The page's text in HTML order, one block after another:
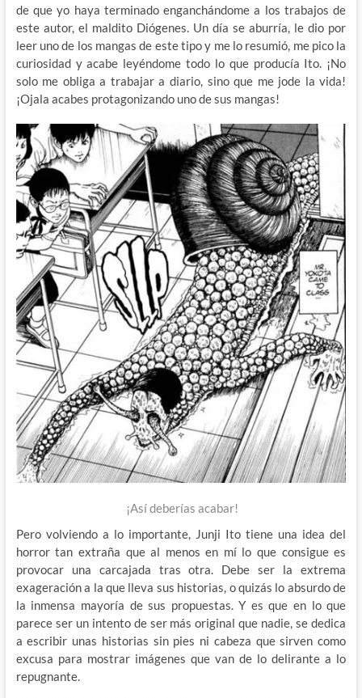
de que yo haya terminado enganchándome a los trabajos de
este autor, el maldito Diógenes. Un día se aburría, le dio por
leer uno de los mangas de este tipo y me lo resumió, me pico la
curiosidad y acabe leyéndome todo lo que producía Ito. ¡No
solo me obliga a trabajar a diario, sino que me jode la vida!
¡Ojala acabes protagonizando uno de sus mangas!
¡Así deberías acabar!
Pero volviendo a lo importante, Junji Ito tiene una idea del
horror tan extraña que al menos en mí lo que consigue es
provocar una carcajada tras otra. Debe ser la extrema
exageración a la que lleva sus historias, o quizás lo absurdo de
la inmensa mayoría de sus propuestas. Y es que en lo que
parece ser un intento de ser más original que nadie, se dedica
a escribir unas historias sin pies ni cabeza que sirven como
excusa para mostrar imágenes que van de lo delirante a lo
repugnante.